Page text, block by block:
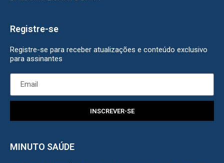
Registre-se
Registre-se para receber atualizações e conteúdo exclusivo
para assinantes
INSCREVER-SE
MINUTO SAÚDE